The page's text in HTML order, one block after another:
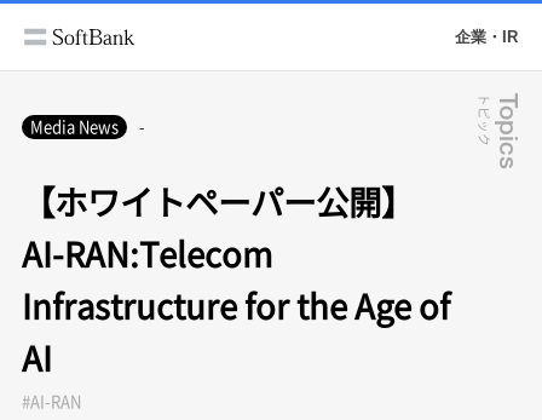
企業・IR
Media News -
【ホワイトペーパー公開】
AI-RAN:Telecom
Infrastructure for the Age of
AI
#AI-RAN
Topics
トピック